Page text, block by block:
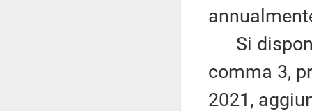
Si
comma 3,
2021,